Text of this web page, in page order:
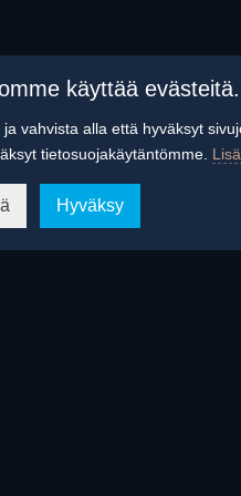
käyttää evästeitä.
ja vahvista alla että hyväksyt
tietosuojakäytäntömme.
Hyväksy